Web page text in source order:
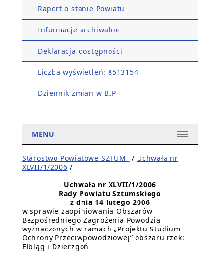
Raport o stanie Powiatu
Informacje archiwalne
Deklaracja dostępności
Liczba wyświetleń: 8513154
Dziennik zmian w BIP
MENU
Starostwo Powiatowe SZTUM_ / Uchwała nr
XLVII/1/2006 /
Uchwała nr XLVII/1/2006
Rady Powiatu Sztumskiego
z dnia 14 lutego 2006
w sprawie zaopiniowania Obszarów
Bezpośredniego Zagrożenia Powodzią
wyznaczonych w ramach „Projektu Studium
Ochrony Przeciwpowodziowej” obszaru rzek:
Elbląg i Dzierzgoń